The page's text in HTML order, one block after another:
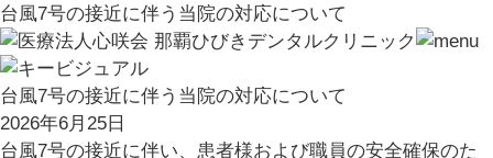
台風7号の接近に伴う当院の対応について
台風7号の接近に伴う当院の対応について
2026年6月25日
台風7号の接近に伴い、患者様および職員の安全確保のた